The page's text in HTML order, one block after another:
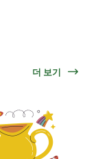
더 보기